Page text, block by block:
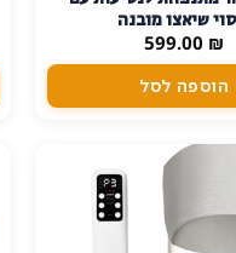
שיאצו מובנה
599.00 ₪
הוספה לסל